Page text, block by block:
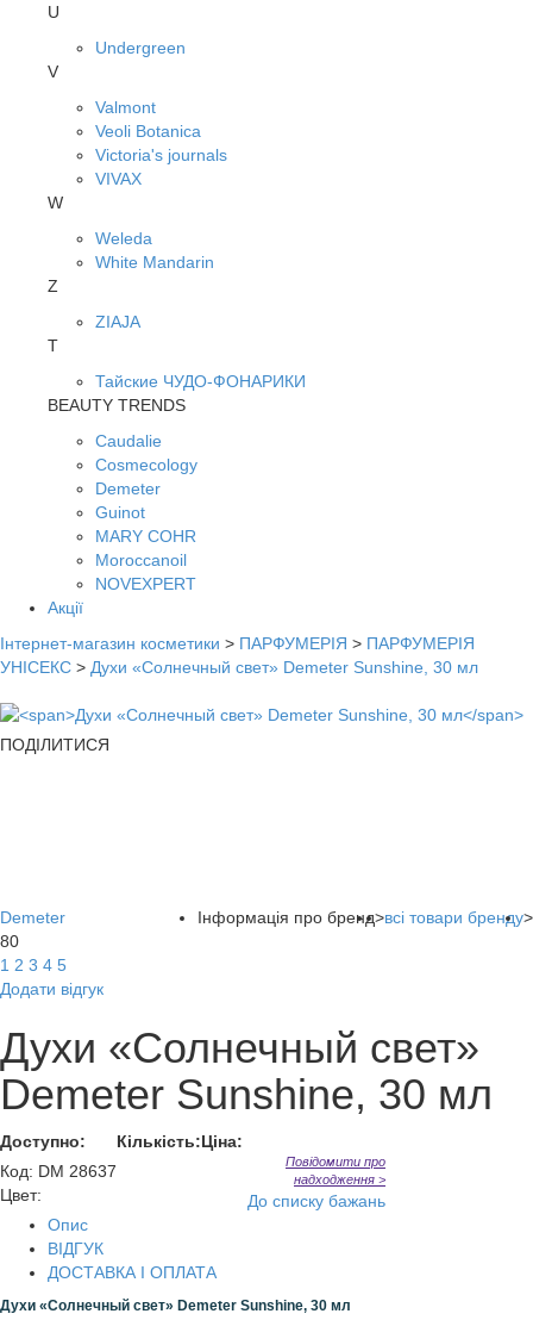
U
Undergreen
V
Valmont
Veoli Botanica
Victoria's journals
VIVAX
W
Weleda
White Mandarin
Z
ZIAJA
Т
Тайские ЧУДО-ФОНАРИКИ
BEAUTY TRENDS
Caudalie
Cosmecology
Demeter
Guinot
MARY COHR
Moroccanoil
NOVEXPERT
Акції
Інтернет-магазин косметики > ПАРФУМЕРІЯ > ПАРФУМЕРІЯ
УНІСЕКС > Духи «Солнечный свет» Demeter Sunshine, 30 мл
ПОДІЛИТИСЯ
Інформація про бренд>всі товари бренду>
Demeter
80
1 2 3 4 5
Додати відгук
Духи «Солнечный свет»
Demeter Sunshine, 30 мл
Доступно: Кількість:Ціна:
Код: DM 28637
Цвет:
Повідомити про
надходження >
До списку бажань
Опис
ВІДГУК
ДОСТАВКА І ОПЛАТА
Духи «Солнечный свет» Demeter Sunshine, 30 мл